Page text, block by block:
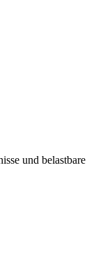
und belastbare